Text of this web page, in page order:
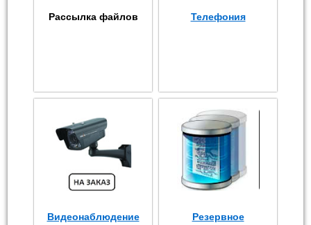
Рассылка файлов Телефония
Видеонаблюдение
Резервное